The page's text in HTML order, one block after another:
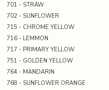
701 - STRAW
702 - SUNFLOWER
715 - CHROME YELLOW
716 - LEMMON
717 - PRIMARY YELLOW
751 - GOLDEN YELLOW
764 - MANDARIN
768 - SUNFLOWER ORANGE